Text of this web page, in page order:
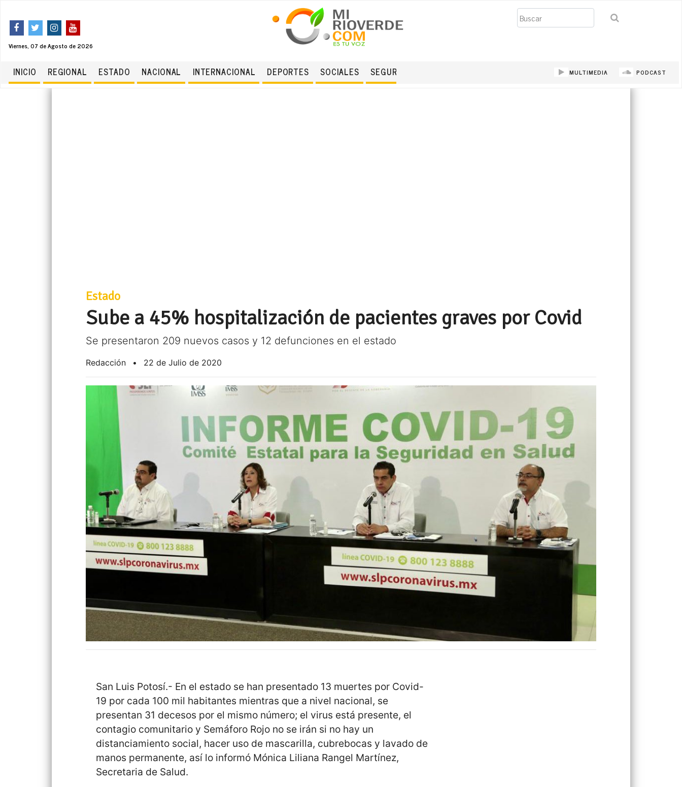
Viernes, 07 de Agosto de 2026
Buscar
INICIO REGIONAL ESTADO NACIONAL INTERNACIONAL DEPORTES SOCIALES SEGURIDAD MULTIMEDIA PODCAST
Estado
Sube a 45% hospitalización de pacientes graves por Covid
Se presentaron 209 nuevos casos y 12 defunciones en el estado
Redacción • 22 de Julio de 2020
San Luis Potosí.- En el estado se han presentado 13 muertes por Covid-
19 por cada 100 mil habitantes mientras que a nivel nacional, se
presentan 31 decesos por el mismo número; el virus está presente, el
contagio comunitario y Semáforo Rojo no se irán si no hay un
distanciamiento social, hacer uso de mascarilla, cubrebocas y lavado de
manos permanente, así lo informó Mónica Liliana Rangel Martínez,
Secretaria de Salud.